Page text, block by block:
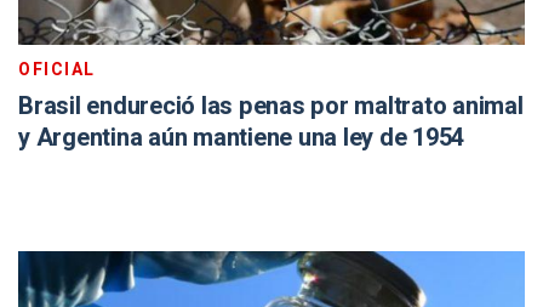
OFICIAL
Brasil endureció las penas por maltrato animal
y Argentina aún mantiene una ley de 1954